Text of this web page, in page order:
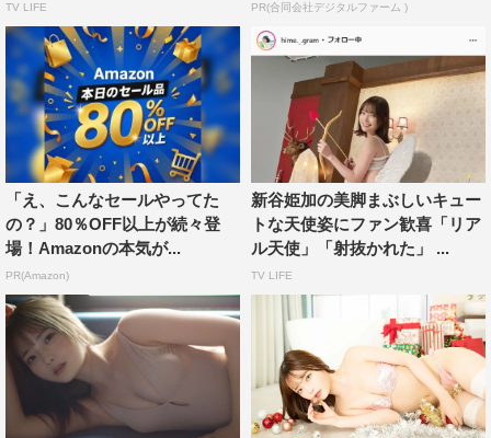
ゼロイチファミリア 新谷姫加
TV LIFE PR(合同会社デジタルファーム )
「え、こんなセールやってた
の？」80％OFF以上が続々登
場！Amazonの本気が...
PR(Amazon)
新谷姫加の美脚まぶしいキュー
トな天使姿にファン歓喜「リア
ル天使」「射抜かれた」 ...
TV LIFE